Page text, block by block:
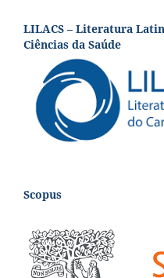
LILACS – Literatura
Ciências da Saúde
Scopus